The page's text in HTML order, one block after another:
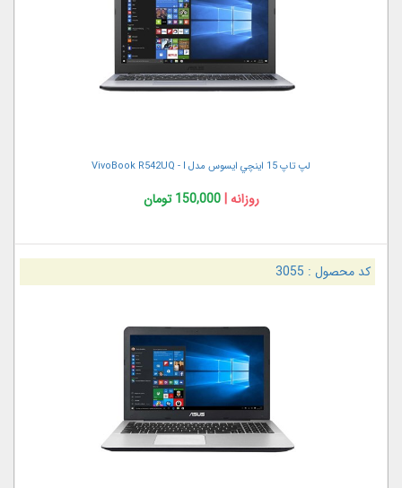
لپ تاپ 15 اينچي ايسوس مدل VivoBook R542UQ - I
روزانه |150,000 تومان
کد محصول : 3055